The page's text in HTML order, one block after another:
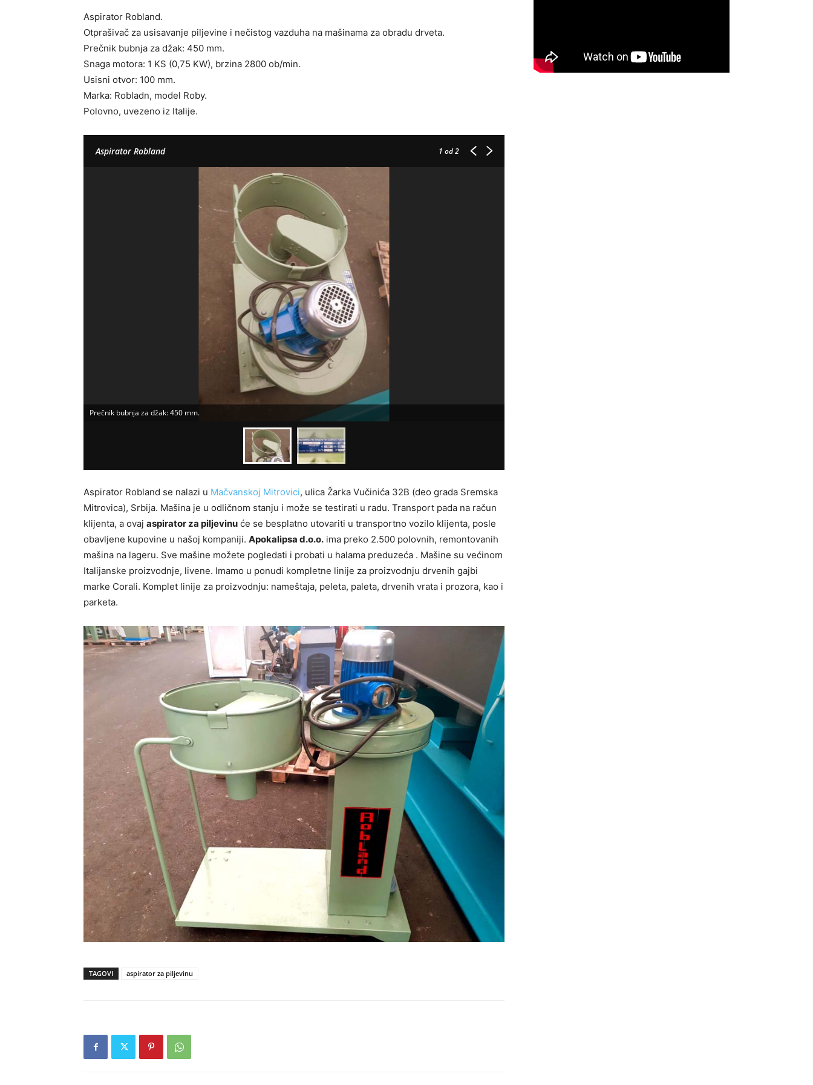
Aspirator Robland.
Otprašivač za usisavanje piljevine i nečistog vazduha na mašinama za obradu drveta.
Prečnik bubnja za džak: 450 mm.
Snaga motora: 1 KS (0,75 KW), brzina 2800 ob/min.
Usisni otvor: 100 mm.
Marka: Robladn, model Roby.
Polovno, uvezeno iz Italije.
Aspirator Robland 1 od 2
Prečnik bubnja za džak: 450 mm.
Aspirator Robland se nalazi u Mačvanskoj Mitrovici, ulica Žarka Vučinića 32B (deo grada Sremska
Mitrovica), Srbija. Mašina je u odličnom stanju i može se testirati u radu. Transport pada na račun
klijenta, a ovaj aspirator za piljevinu će se besplatno utovariti u transportno vozilo klijenta, posle
obavljene kupovine u našoj kompaniji. Apokalipsa d.o.o. ima preko 2.500 polovnih, remontovanih
mašina na lageru. Sve mašine možete pogledati i probati u halama preduzeća . Mašine su većinom
Italijanske proizvodnje, livene. Imamo u ponudi kompletne linije za proizvodnju drvenih gajbi
marke Corali. Komplet linije za proizvodnju: nameštaja, peleta, paleta, drvenih vrata i prozora, kao i
parketa.
TAGOVI aspirator za piljevinu